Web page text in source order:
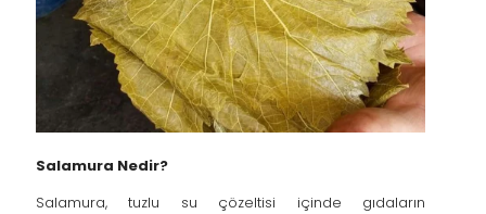
Salamura Nedir?
Salamura, tuzlu su çözeltisi içinde gıdaların